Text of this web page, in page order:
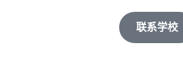
联系学校